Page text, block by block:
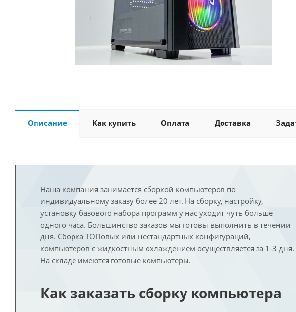
Описание Как купить Оплата Доставка
Наша компания занимается сборкой компьютеров по
индивидуальному заказу более 20 лет. На сборку, настройку,
установку базового набора программ у нас уходит чуть больше
одного часа. Большинство заказов мы готовы выполнить в течении
дня. Сборка ТОПовых или нестандартных конфигураций,
компьютеров с жидкостным охлаждением осуществляется за 1-3 дня.
На складе имеются готовые компьютеры.
Как заказать сборку компьютера